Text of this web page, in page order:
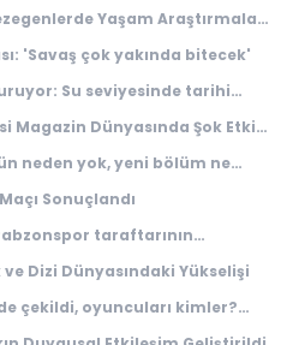
Yaşam Araştırmaları
'Savaş çok yakında bitecek'
Su seviyesinde tarihi
Magazin Dünyasında Şok Etkisi
neden yok, yeni bölüm ne
Sonuçlandı
taraftarının
Dizi Dünyasındaki Yükselişi
çekildi, oyuncuları kimler?